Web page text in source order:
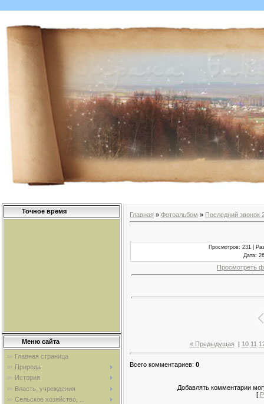
Точное время
Меню сайта
Главная страница
Природа
История
Власть, учреждения
Сельское хозяйство, ...
Главная » Фотоальбом » Последний звонок
Просмотров: 231 |
Дата:
Просмотреть
« Предыдущая 10 11
Всего комментариев: 0
Добавлять комментарии
[